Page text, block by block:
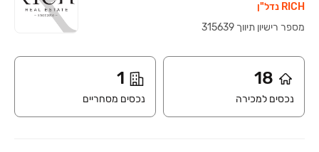
RICH נדל"ן
מספר רישיון תיווך 315639
18
נכסים למכירה
1
נכסים מסחריים